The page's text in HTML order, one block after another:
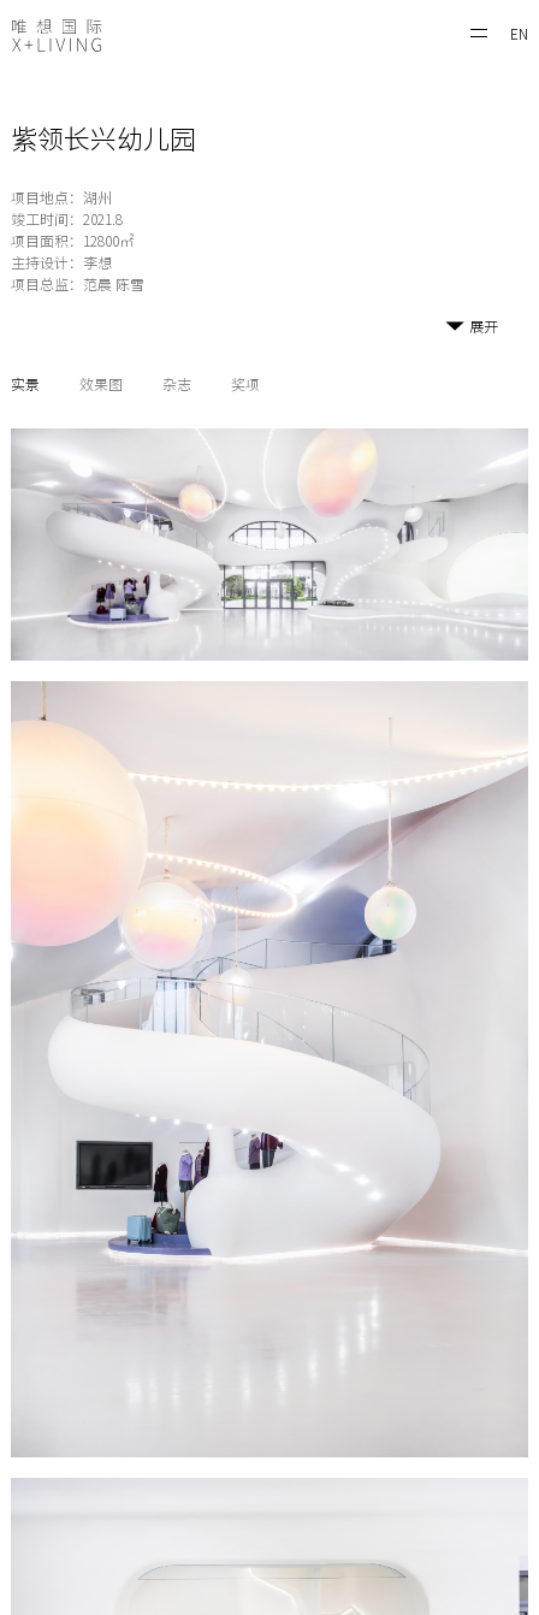
EN
紫领长兴幼儿园
项目地点：湖州
竣工时间：2021.8
项目面积：12800㎡
主持设计：李想
项目总监：范晨 陈雪
展开
实景 效果图 杂志 奖项